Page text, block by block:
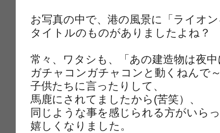
お写真の中で、港の風景に「ライオ
タイトルのものがありましたよね？
常々、ワタシも、「あの建造物は夜
ガチャコンガチャコンと動くねんで
子供たちに言ったりして、
馬鹿にされてましたから(苦笑）、
同じような事を感じられる方がいら
嬉しくなりました。